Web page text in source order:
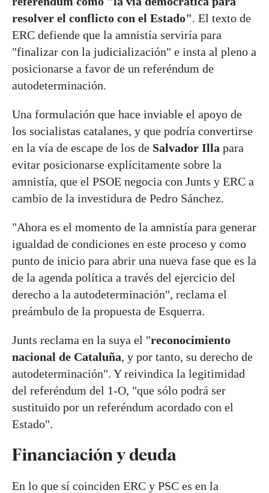
resolver el conflicto con el Estado". El texto de
ERC defiende que la amnistía serviría para
"finalizar con la judicialización" e insta al pleno a
posicionarse a favor de un referéndum de
autodeterminación.
Una formulación que hace inviable el apoyo de
los socialistas catalanes, y que podría convertirse
en la vía de escape de los de Salvador Illa para
evitar posicionarse explícitamente sobre la
amnistía, que el PSOE negocia con Junts y ERC a
cambio de la investidura de Pedro Sánchez.
"Ahora es el momento de la amnistía para generar
igualdad de condiciones en este proceso y como
punto de inicio para abrir una nueva fase que es la
de la agenda política a través del ejercicio del
derecho a la autodeterminación", reclama el
preámbulo de la propuesta de Esquerra.
Junts reclama en la suya el "reconocimiento
nacional de Cataluña, y por tanto, su derecho de
autodeterminación". Y reivindica la legitimidad
del referéndum del 1-O, "que sólo podrá ser
sustituido por un referéndum acordado con el
Estado".
Financiación y deuda
En lo que sí coinciden ERC y PSC es en la